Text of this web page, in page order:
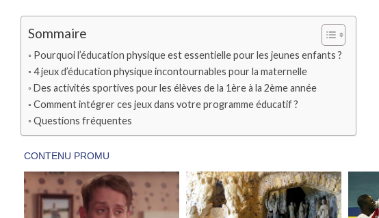
Sommaire
Pourquoi l’éducation physique est essentielle pour les jeunes enfants ?
4 jeux d’éducation physique incontournables pour la maternelle
Des activités sportives pour les élèves de la 1ère à la 2ème année
Comment intégrer ces jeux dans votre programme éducatif ?
Questions fréquentes